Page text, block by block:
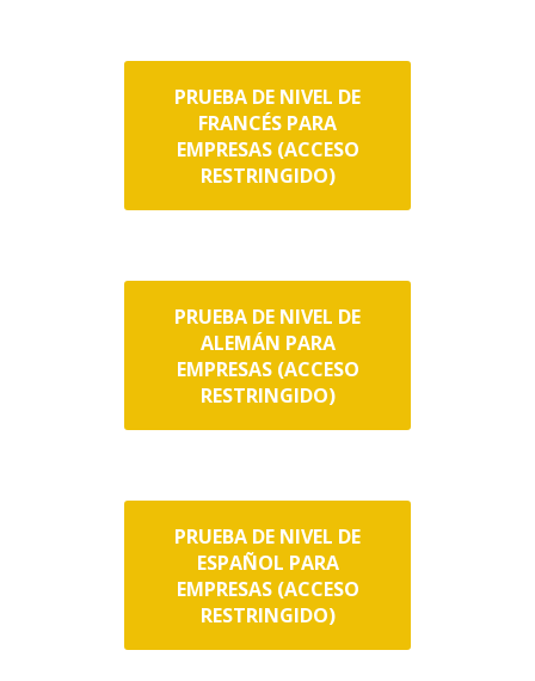
PRUEBA DE NIVEL DE
FRANCÉS PARA
EMPRESAS (ACCESO
RESTRINGIDO)
PRUEBA DE NIVEL DE
ALEMÁN PARA
EMPRESAS (ACCESO
RESTRINGIDO)
PRUEBA DE NIVEL DE
ESPAÑOL PARA
EMPRESAS (ACCESO
RESTRINGIDO)